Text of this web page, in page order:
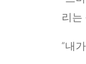
리는
“내